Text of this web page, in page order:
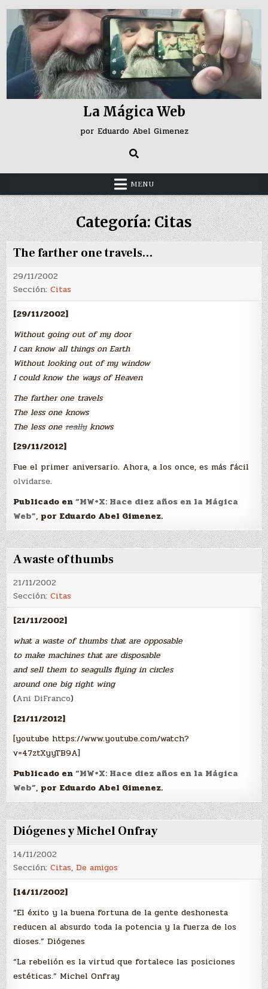
Skip
content
La Mágica Web
por Eduardo Abel Gimenez
MENU
Categoría:Citas
The farther one travels…
29/11/2002
Sección:Citas
[29/11/2002]
Without going out of my door
I can know all things on Earth
Without looking out of my window
I could know the ways of Heaven
The farther one travels
The less one knows
The less onereallyknows
[29/11/2012]
Fue el primer aniversario. Ahora, a los once, es más fácil
olvidarse.
Publicado en“MW+X: Hace diez años en la Mágica
Web”, por Eduardo Abel Gimenez.
A waste of thumbs
21/11/2002
Sección:Citas
[21/11/2002]
what a waste of thumbs that are opposable
to make machines that are disposable
and sell them to seagulls flying in circles
around one big right wing
(Ani DiFranco)
[21/11/2012]
[youtube https://www.youtube.com/watch?
v=47ztXyyTB9A]
Publicado en“MW+X: Hace diez años en la Mágica
Web”, por Eduardo Abel Gimenez.
Diógenes y Michel Onfray
14/11/2002
Sección:Citas,De amigos
[14/11/2002]
“El éxito y la buena fortuna de la gente deshonesta
reducen al absurdo toda la potencia y la fuerza de los
dioses.” Diógenes
“La rebelión es la virtud que fortalece las posiciones
estéticas.” Michel Onfray